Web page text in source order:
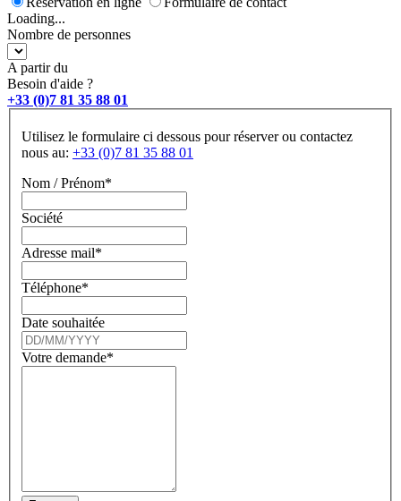
Loading...
Nombre de personnes
A partir du
Besoin d'aide ?
+33 (0)7 81 35 88 01
Utilisez le formulaire ci dessous pour réserver ou contactez
nous au: +33 (0)7 81 35 88 01
Nom / Prénom*
Société
Adresse mail*
Téléphone*
Date souhaitée
Votre demande*